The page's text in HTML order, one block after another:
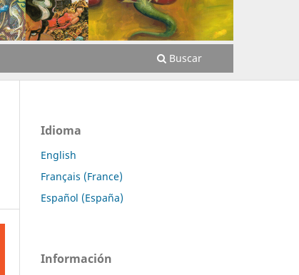
Buscar
Idioma
English
Français (France)
Español (España)
Información